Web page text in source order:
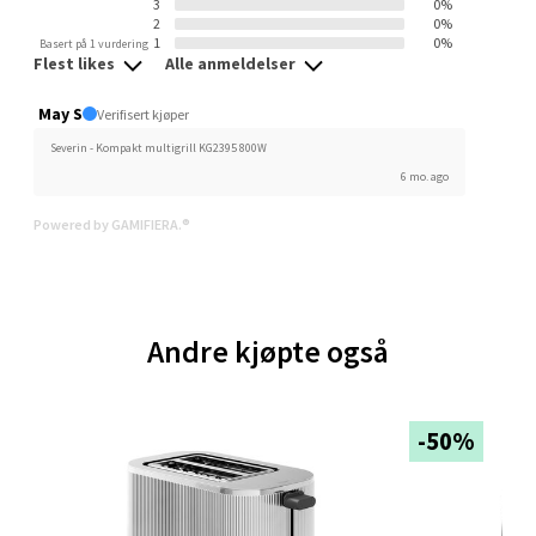
Basert på 1 vurdering
3
0%
2
0%
1
0%
Flest likes Alle anmeldelser
May S Verifisert kjøper
Severin - Kompakt multigrill KG2395 800W
6 mo. ago
Powered by GAMIFIERA.®
Andre kjøpte også
-50%
Trondheim - Sirkus Shopping
Ski Storsenter, Jernbanesvingen 6, 1400 Ski